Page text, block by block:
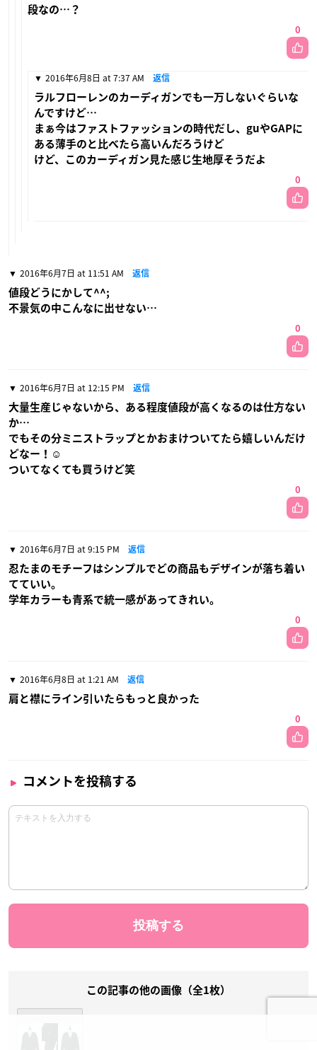
段なの…？
0
2016年6月8日 at 7:37 AM 返信
ラルフローレンのカーディガンでも一万しないぐらいな
んですけど…
まぁ今はファストファッションの時代だし、guやGAPに
ある薄手のと比べたら高いんだろうけど
けど、このカーディガン見た感じ生地厚そうだよ
0
2016年6月7日 at 11:51 AM 返信
値段どうにかして^^;
不景気の中こんなに出せない…
0
2016年6月7日 at 12:15 PM 返信
大量生産じゃないから、ある程度値段が高くなるのは仕方ない
か…
でもその分ミニストラップとかおまけついてたら嬉しいんだけ
どなー！☺️
ついてなくても買うけど笑
0
2016年6月7日 at 9:15 PM 返信
忍たまのモチーフはシンプルでどの商品もデザインが落ち着い
てていい。
学年カラーも青系で統一感があってきれい。
0
2016年6月8日 at 1:21 AM 返信
肩と襟にライン引いたらもっと良かった
0
コメントを投稿する
この記事の他の画像（全1枚）